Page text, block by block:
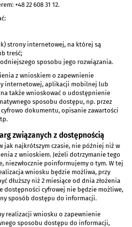
+48 22 608 31 12.
strony internetowej, na której są
treść;
sposobu jego rozwiązania.
z wnioskiem o zapewnienie
internetowej, aplikacji mobilnej lub
także wnioskować o udostępnienie
sposobu dostępu, np. przez
dokumentu, opisanie zawartości
związanych z dostępnością
jak najkrótszym czasie, nie później niż w
z wnioskiem. Jeżeli dotrzymanie tego
niezwłocznie poinformujemy o tym. W tej
wniosku będzie możliwa, przy
dłuższy niż 2 miesiące od dnia złożenia
dostępności cyfrowej nie będzie możliwe,
sposób dostępu do informacji.
realizacji wniosku o zapewnienie
sposobu dostępu do informacji,